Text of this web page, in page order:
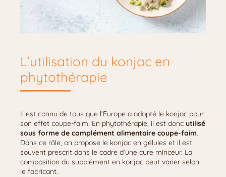
L’utilisation du konjac en
phytothérapie
Il est connu de tous que l’Europe a adopté le konjac pour
son effet coupe-faim. En phytothérapie, il est donc utilisé
sous forme de complément alimentaire coupe-faim.
Dans ce rôle, on propose le konjac en gélules et il est
souvent prescrit dans le cadre d’une cure minceur. La
composition du supplément en konjac peut varier selon
le fabricant.